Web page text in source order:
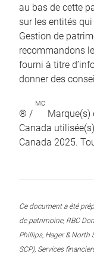
au bas de cette
sur les entités
Gestion de
recommandons
fourni à titre
donner des
® /
MC
Marque(s)
Canada
Canada 2025.
Ce document a été
de patrimoine, RBC
Phillips, Hager & North
SCP), Services